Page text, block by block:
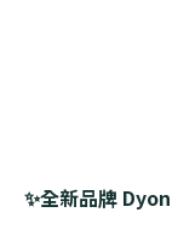
✨全新品牌 Dyon